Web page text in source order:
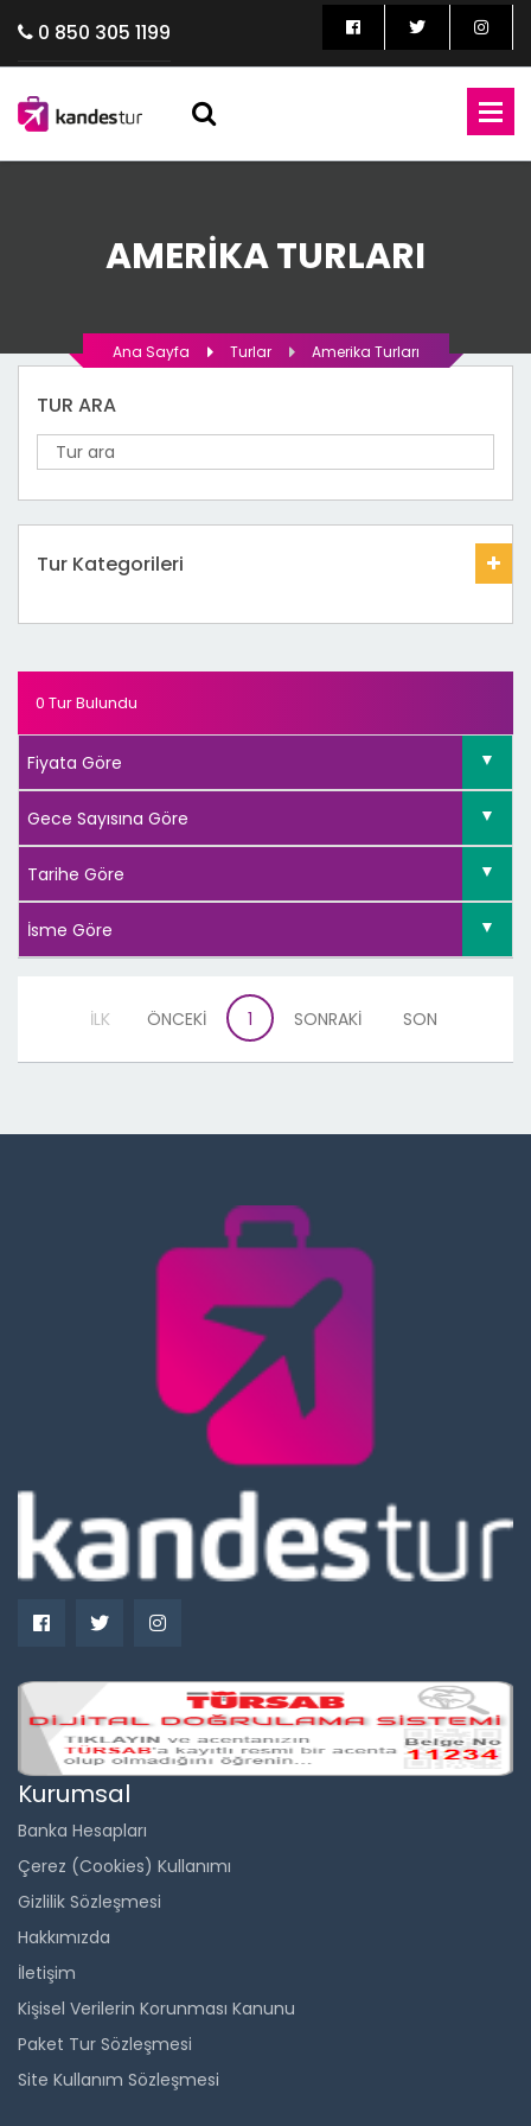
0 850 305 1199
AMERIKA TURLARI
Ana Sayfa Turlar Amerika Turları
TUR ARA
Tur Kategorileri
0 Tur Bulundu
İLK ÖNCEKİ 1 SONRAKİ SON
Kurumsal
Banka Hesapları
Çerez (Cookies) Kullanımı
Gizlilik Sözleşmesi
Hakkımızda
İletişim
Kişisel Verilerin Korunması Kanunu
Paket Tur Sözleşmesi
Site Kullanım Sözleşmesi